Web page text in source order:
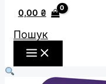
0,00 ₴
Пошук